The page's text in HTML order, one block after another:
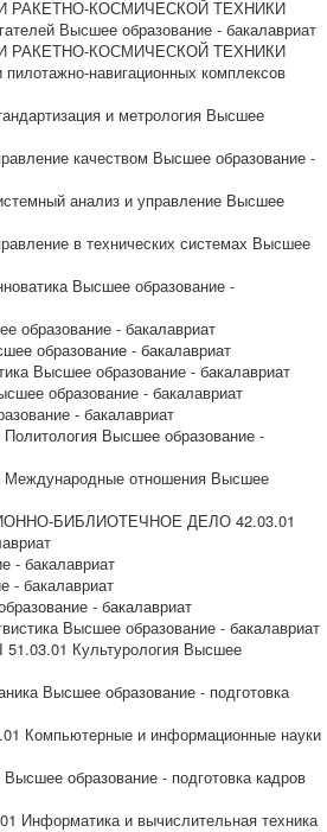
РАКЕТНО-КОСМИЧЕСКОЙ ТЕХНИКИ
Высшее образование - бакалавриат
РАКЕТНО-КОСМИЧЕСКОЙ ТЕХНИКИ
навигационных комплексов
и метрология Высшее
качеством Высшее образование -
анализ и управление Высшее
в технических системах Высшее
Высшее образование -
- бакалавриат
образование - бакалавриат
Высшее образование - бакалавриат
образование - бакалавриат
- бакалавриат
Высшее образование -
отношения Высшее
БИБЛИОТЕЧНОЕ ДЕЛО 42.03.01
- бакалавриат
бакалавриат
- бакалавриат
Высшее образование - бакалавриат
Культурология Высшее
Высшее образование - подготовка
и информационные науки
образование - подготовка кадров
и вычислительная техника